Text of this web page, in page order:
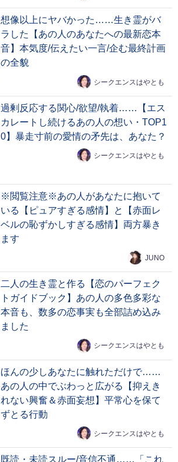
想像以上にヤバかった……生き霊がバ
ラした【あの人のあなたへの最新恋本
音】本気度/伝えたい一言/企む最終計画
の全貌
シークエンスはやとも
過剰反応する関心/欲望/執着……【エス
カレートし続けるあの人の想い・TOP1
0】暴走寸前の愛情の矛先は、あなた？
シークエンスはやとも
※閲覧注意※あの人があなたに抱いて
いる【ピュアすぎる感情】と【赤面レ
ベルの恥ずかしすぎる感情】両方暴き
ます
JUNO
二人の生き霊と作る【恋のパーフェク
トガイドブック】あの人の多色多彩な
本音も、数多の恋事実も全部詰め込み
ました
シークエンスはやとも
ほんの少しあなたに触れただけで……
あの人の中でぶわっと広がる【抑えき
れない興奮＆赤面妄想】平常心を保て
ずとる行動
シークエンスはやとも
既読・未読スルー/音信不通……「これ